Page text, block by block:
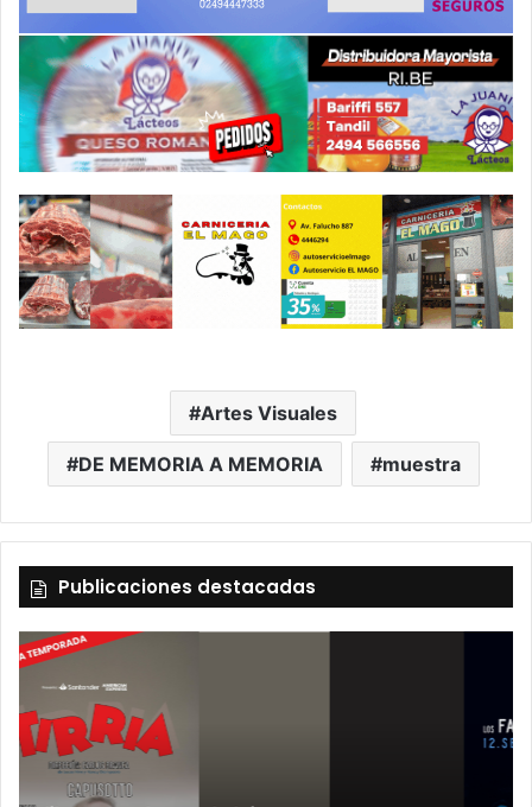
Artes Visuales
DE MEMORIA A MEMORIA muestra
Publicaciones destacadas